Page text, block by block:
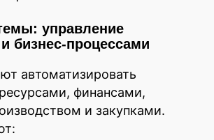
управление
бизнес-процессами
автоматизировать
финансами,
и закупками.